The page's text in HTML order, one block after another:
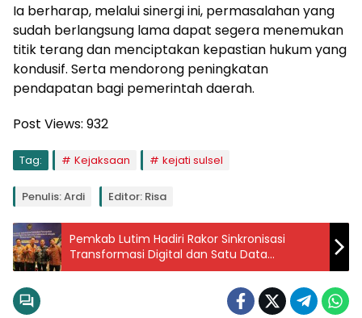
Ia berharap, melalui sinergi ini, permasalahan yang
sudah berlangsung lama dapat segera menemukan
titik terang dan menciptakan kepastian hukum yang
kondusif. Serta mendorong peningkatan
pendapatan bagi pemerintah daerah.
Post Views: 932
Tag: Kejaksaan kejati sulsel
Penulis: Ardi Editor: Risa
Pemkab Lutim Hadiri Rakor Sinkronisasi
Transformasi Digital dan Satu Data
Indonesia